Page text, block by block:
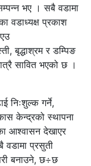
भए । सबै वडामा
वडाध्यक्ष प्रकाश
बृद्धाश्रम र डम्पिङ
सावित भएको छ ।
निःशुल्क गर्ने,
केन्द्रको स्थापना
आश्वासन देखाएर
वडामा प्रसुती
बनाउने, छ÷छ